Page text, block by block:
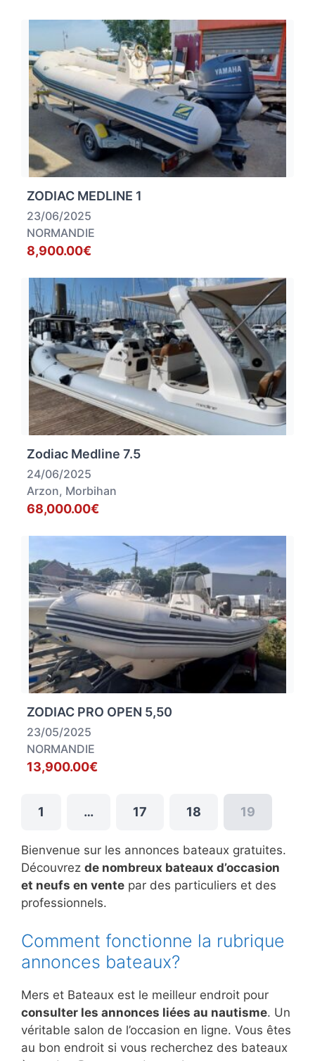
ZODIAC MEDLINE 1
23/06/2025
NORMANDIE
8,900.00€
Zodiac Medline 7.5
24/06/2025
Arzon, Morbihan
68,000.00€
ZODIAC PRO OPEN 5,50
23/05/2025
NORMANDIE
13,900.00€
1 … 17 18 19
Bienvenue sur les annonces bateaux gratuites.
Découvrez de nombreux bateaux d’occasion
et neufs en vente par des particuliers et des
professionnels.
Comment fonctionne la rubrique
annonces bateaux?
Mers et Bateaux est le meilleur endroit pour
consulter les annonces liées au nautisme. Un
véritable salon de l’occasion en ligne. Vous êtes
au bon endroit si vous recherchez des bateaux